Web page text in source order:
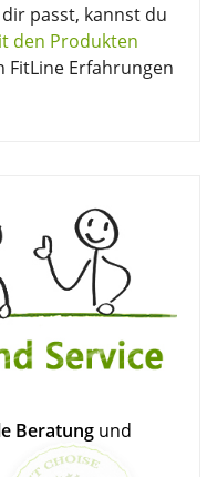
passt, kannst du
den Produkten
FitLine Erfahrungen
Beratung und